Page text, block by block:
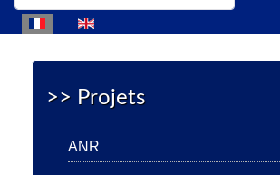
Sélectionnez votre langue
>> Projets
ANR